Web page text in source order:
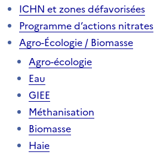
ICHN et zones défavorisées
Programme d’actions nitrates
Agro-Écologie / Biomasse
Agro-écologie
Eau
GIEE
Méthanisation
Biomasse
Haie